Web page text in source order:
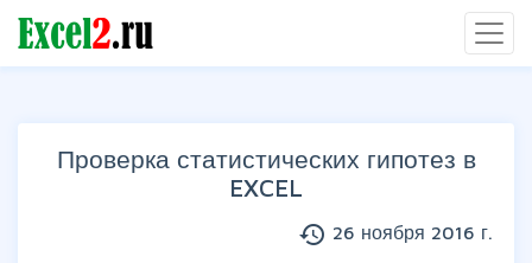
Проверка статистических гипотез в
EXCEL
history 26 ноября 2016 г.